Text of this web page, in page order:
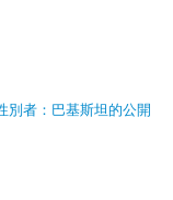
別者：巴基斯坦的公開